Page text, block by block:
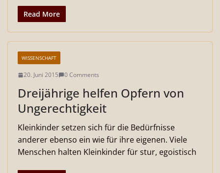
Read More
WISSENSCHAFT
20. Juni 2015 0 Comments
Dreijährige helfen Opfern von
Ungerechtigkeit
Kleinkinder setzen sich für die Bedürfnisse
anderer ebenso ein wie für ihre eigenen. Viele
Menschen halten Kleinkinder für stur, egoistisch